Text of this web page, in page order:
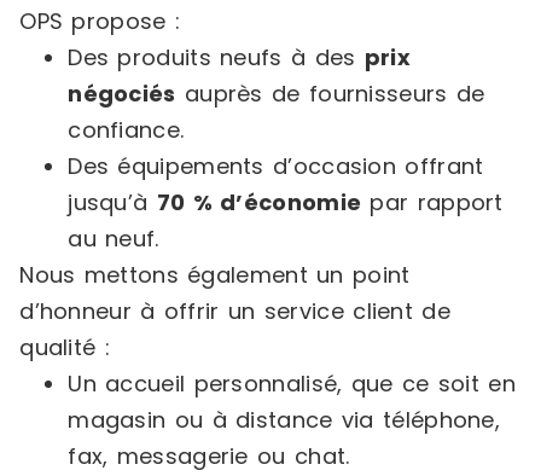
OPS propose :
Des produits neufs à des prix
négociés auprès de fournisseurs de
confiance.
Des équipements d’occasion offrant
jusqu’à 70 % d’économie par rapport
au neuf.
Nous mettons également un point
d’honneur à offrir un service client de
qualité :
Un accueil personnalisé, que ce soit en
magasin ou à distance via téléphone,
fax, messagerie ou chat.